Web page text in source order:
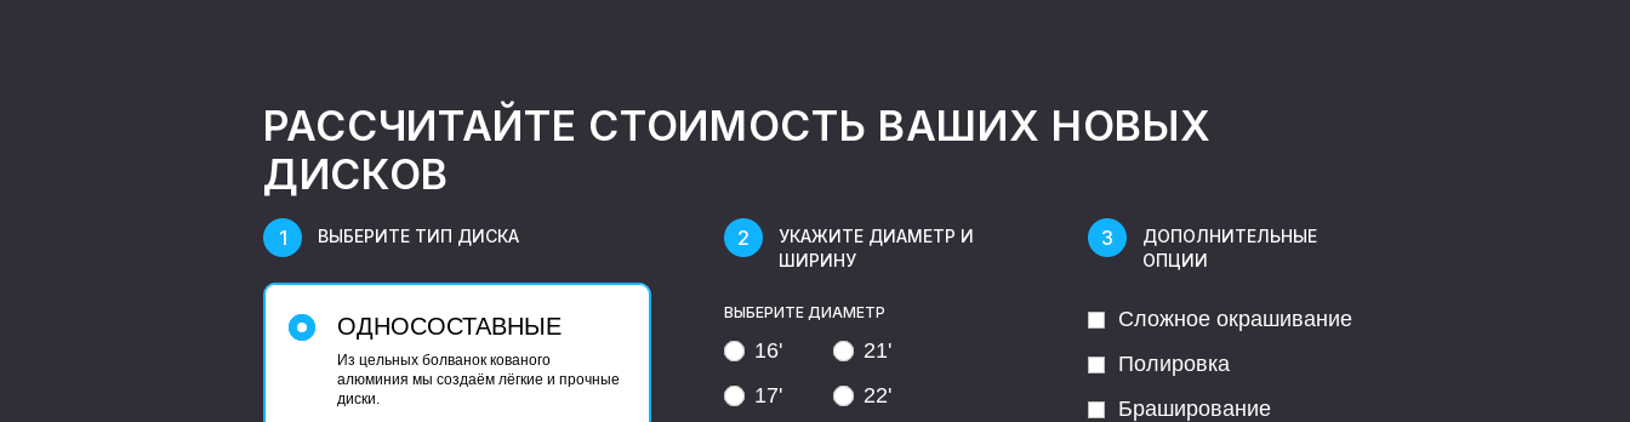
РАССЧИТАЙТЕ СТОИМОСТЬ ВАШИХ НОВЫХ
ДИСКОВ
ВЫБЕРИТЕ ТИП ДИСКА
ОДНОСОСТАВНЫЕ
Из цельных болванок кованого
алюминия мы создаём лёгкие и прочные
диски.
УКАЖИТЕ ДИАМЕТР И
ШИРИНУ
ВЫБЕРИТЕ ДИАМЕТР
16'
17'
21'
22'
ДОПОЛНИТЕЛЬНЫЕ
ОПЦИИ
Сложное окрашивание
Полировка
Браширование